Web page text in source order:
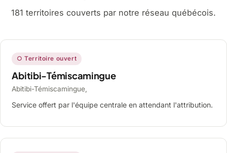
181 territoires couverts par notre réseau québécois.
○ Territoire ouvert
Abitibi-Témiscamingue
Abitibi-Témiscamingue,
Service offert par l'équipe centrale en attendant l'attribution.